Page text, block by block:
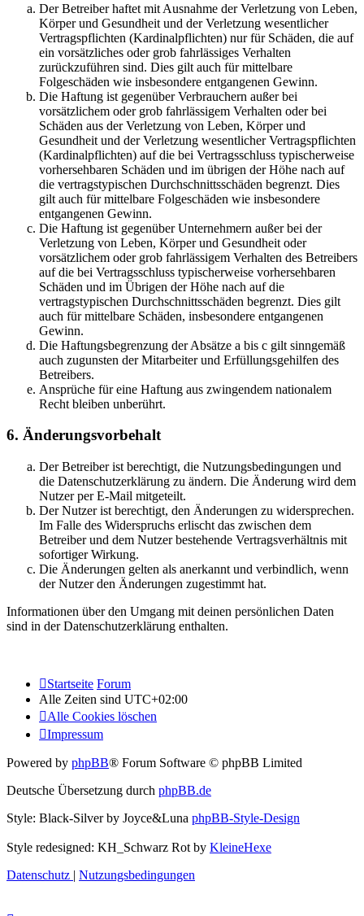
Der Betreiber haftet mit Ausnahme der Verletzung von Leben,
Körper und Gesundheit und der Verletzung wesentlicher
Vertragspflichten (Kardinalpflichten) nur für Schäden, die auf
ein vorsätzliches oder grob fahrlässiges Verhalten
zurückzuführen sind. Dies gilt auch für mittelbare
Folgeschäden wie insbesondere entgangenen Gewinn.
Die Haftung ist gegenüber Verbrauchern außer bei
vorsätzlichem oder grob fahrlässigem Verhalten oder bei
Schäden aus der Verletzung von Leben, Körper und
Gesundheit und der Verletzung wesentlicher Vertragspflichten
(Kardinalpflichten) auf die bei Vertragsschluss typischerweise
vorhersehbaren Schäden und im übrigen der Höhe nach auf
die vertragstypischen Durchschnittsschäden begrenzt. Dies
gilt auch für mittelbare Folgeschäden wie insbesondere
entgangenen Gewinn.
Die Haftung ist gegenüber Unternehmern außer bei der
Verletzung von Leben, Körper und Gesundheit oder
vorsätzlichem oder grob fahrlässigem Verhalten des Betreibers
auf die bei Vertragsschluss typischerweise vorhersehbaren
Schäden und im Übrigen der Höhe nach auf die
vertragstypischen Durchschnittsschäden begrenzt. Dies gilt
auch für mittelbare Schäden, insbesondere entgangenen
Gewinn.
Die Haftungsbegrenzung der Absätze a bis c gilt sinngemäß
auch zugunsten der Mitarbeiter und Erfüllungsgehilfen des
Betreibers.
Ansprüche für eine Haftung aus zwingendem nationalem
Recht bleiben unberührt.
6. Änderungsvorbehalt
Der Betreiber ist berechtigt, die Nutzungsbedingungen und
die Datenschutzerklärung zu ändern. Die Änderung wird dem
Nutzer per E-Mail mitgeteilt.
Der Nutzer ist berechtigt, den Änderungen zu widersprechen.
Im Falle des Widerspruchs erlischt das zwischen dem
Betreiber und dem Nutzer bestehende Vertragsverhältnis mit
sofortiger Wirkung.
Die Änderungen gelten als anerkannt und verbindlich, wenn
der Nutzer den Änderungen zugestimmt hat.
Informationen über den Umgang mit deinen persönlichen Daten
sind in der Datenschutzerklärung enthalten.
Startseite Forum
Alle Zeiten sind UTC+02:00
Alle Cookies löschen
Impressum
Powered by phpBB® Forum Software © phpBB Limited
Deutsche Übersetzung durch phpBB.de
Style: Black-Silver by Joyce&Luna phpBB-Style-Design
Style redesigned: KH_Schwarz Rot by KleineHexe
Datenschutz | Nutzungsbedingungen